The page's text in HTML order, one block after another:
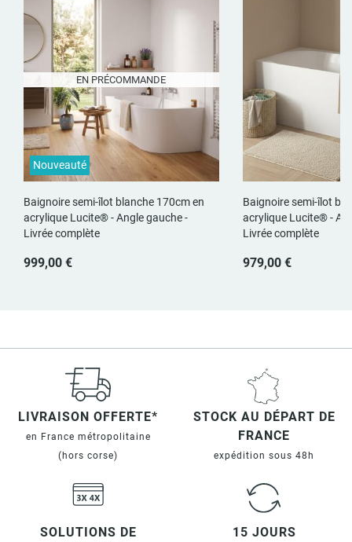
Baignoire semi-îlot blanche 170cm en
acrylique Lucite® - Angle gauche -
Livrée complète
999,00 €
EN PRÉCOMMANDE
Nouveauté
Baignoire semi-îlot
acrylique Lucite® -
Livrée complète
979,00 €
LIVRAISON OFFERTE*
en France métropolitaine
(hors corse)
STOCK AU DÉPART DE
FRANCE
expédition sous 48h
SOLUTIONS DE
15 JOURS